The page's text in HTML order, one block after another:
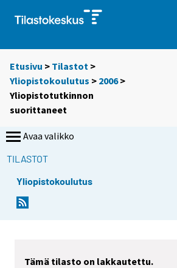
Etusivu > Tilastot >
Yliopistokoulutus > 2006>
Yliopistotutkinnon
suorittaneet
Avaa valikko
TILASTOT
Yliopistokoulutus
Tämä tilasto on lakkautettu.